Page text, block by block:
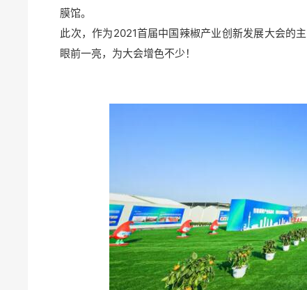
膜馆。
此次，作为2021首届中国辣椒产业创新发展大会的
眼前一亮，为大会增色不少！